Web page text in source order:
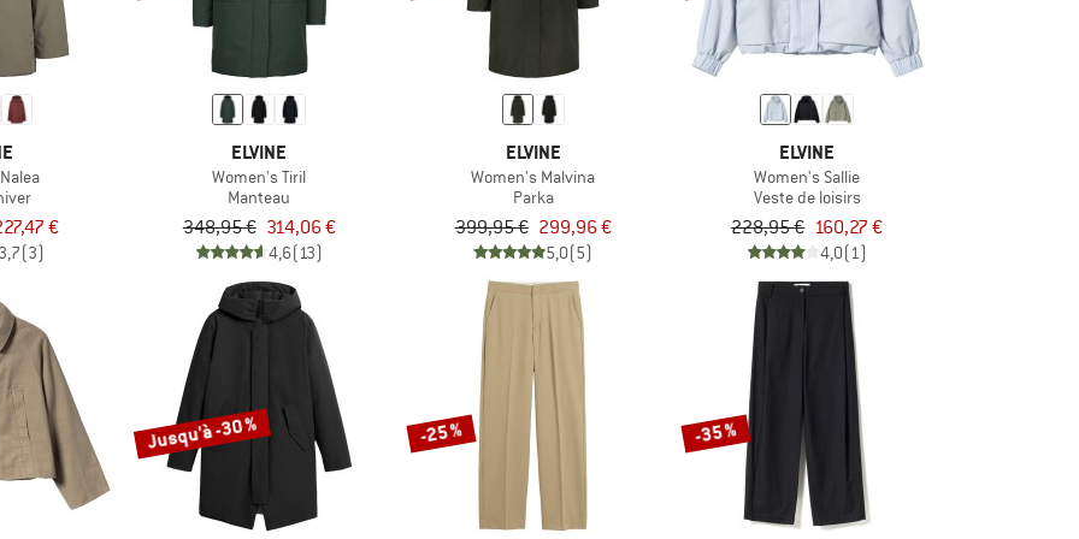
€
3,7(3)
ELVINE
Women's Tiril
Manteau
348,95 € 314,06 €
4,6(13)
ELVINE
Women's Malvina
Parka
399,95 € 299,96 €
5,0(5)
ELVINE
Women's Sallie
Veste de loisirs
228,95 € 160,27 €
4,0(1)
Jusqu'à -30 % -25 % -35 %